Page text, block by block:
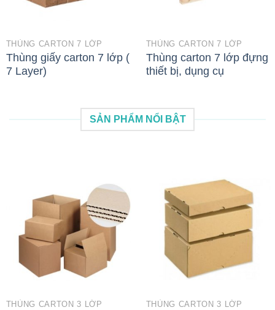
THÙNG CARTON 7 LỚP
Thùng giấy carton 7 lớp (
7 Layer)
THÙNG CARTON 7 LỚP
Thùng carton 7 lớp đựng
thiết bị, dụng cụ
SẢN PHẨM NỔI BẬT
THÙNG CARTON 3 LỚP THÙNG CARTON 3 LỚP